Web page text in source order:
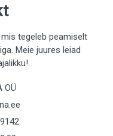
tegeleb peamiselt
Meie juures leiad
OÜ